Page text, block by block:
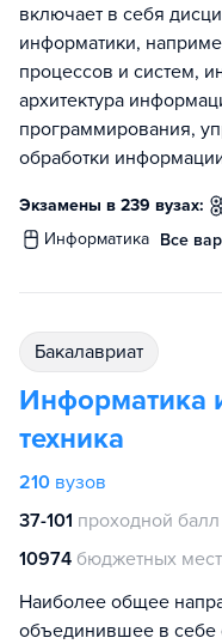
включает в себя
информатики,
процессов и систем,
архитектура
программирования,
обработки
Экзамены в 239 вузах:
информатика Все
бакалавриат
Информатика
техника
210 вузов
37-101 проходной балл
10974 бюджетных
Наиболее общее
объединившее в себе